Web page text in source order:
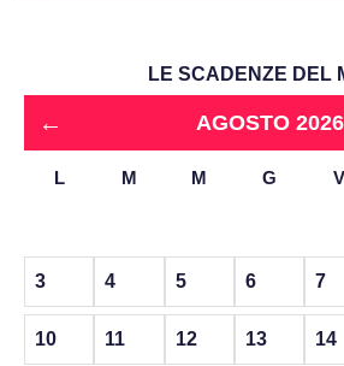
LE SCADENZE DEL
← AGOSTO 2026
L M M G V
3 4 5 6 7
10 11 12 13 14